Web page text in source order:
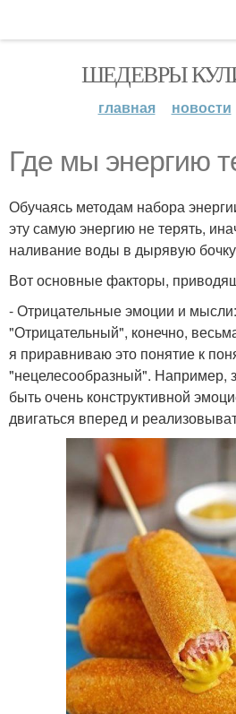
ШЕДЕВРЫ
главная новости
Где мы энергию
Обучаясь методам набора
эту самую энергию не терять,
наливание воды в дырявую
Вот основные факторы,
- Отрицательные эмоции и
"Отрицательный", конечно,
я приравниваю это понятие к
"нецелесообразный". Например,
быть очень конструктивной
двигаться вперед и